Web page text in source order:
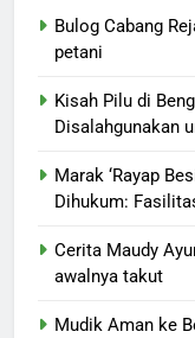
Bulog Cabang
petani
Kisah Pilu di
Disalahgunakan
Marak ‘Rayap
Dihukum:
Cerita Maudy
awalnya takut
Mudik Aman ke